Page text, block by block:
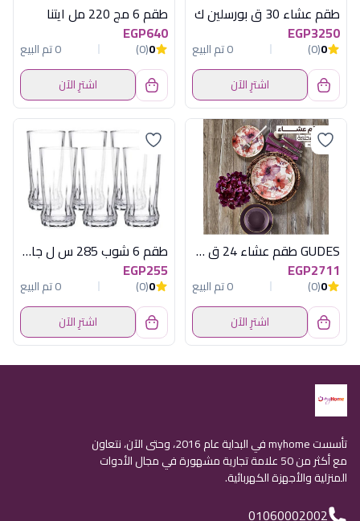
طقم عشاء 30 ق بورسلين ك
EGP3250
0
(0)
0 تم البيع
اشترِ الآن
طقم 6 مج 220 مل ايتنا
EGP640
0
(0)
0 تم البيع
اشترِ الآن
GUDES طقم عشاء 24 ق لامع تركى اكسفورد
EGP2711
0
(0)
0 تم البيع
اشترِ الآن
طقم 6 شوب 285 س ل جايا باسابتشة
EGP255
0
(0)
0 تم البيع
اشترِ الآن
تأسست myhome في البداية عام 2016، وحتى الآن، نتعاون
مع أكثر من 50 علامة تجارية مشهورة في مجال الأدوات
المنزلية والأجهزة الكهربائية.
01060002002